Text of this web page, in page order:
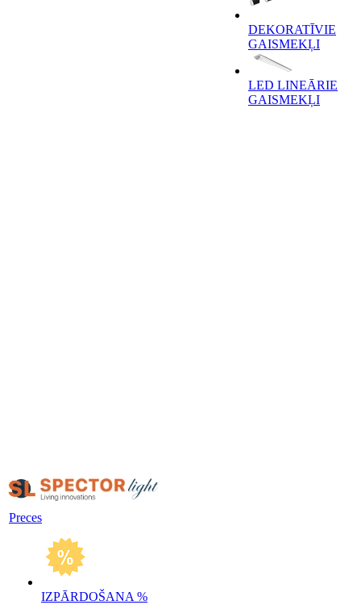
DEKORATĪVIE
GAISMEKĻI
LED LINEĀRIE
GAISMEKĻI
Preces
IZPĀRDOŠANA %